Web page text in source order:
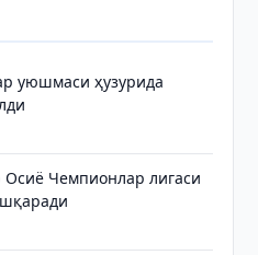
уюшмаси ҳузурида
Осиё Чемпионлар лигаси